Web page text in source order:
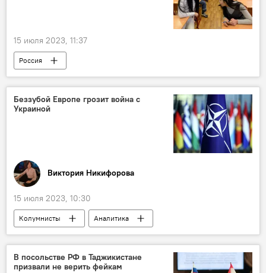
15 июля 2023, 11:37
Россия
Новости мигрантов из Центральной Азии в России
Миграция
русский язык
Образование
Беззубой Европе грозит война с
Украиной
Виктория Никифорова
15 июля 2023, 10:30
Колумнисты
Аналитика
Европа и ЕС
Мир
Политика
В посольстве РФ в Таджикистане
призвали не верить фейкам